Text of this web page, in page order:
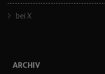
bei X
ARCHIV